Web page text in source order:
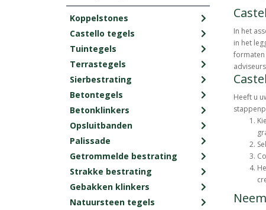
Koppelstones
Castello tegels
Tuintegels
Terrastegels
Sierbestrating
Betontegels
Betonklinkers
Opsluitbanden
Palissade
Getrommelde bestrating
Strakke bestrating
Gebakken klinkers
Natuursteen tegels
In het
in het
formaten
Heeft u